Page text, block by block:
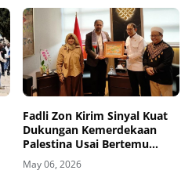
Fadli Zon Kirim Sinyal Kuat
Dukungan Kemerdekaan
Palestina Usai Bertemu
Delegasi di Kemenbud
May 06, 2026